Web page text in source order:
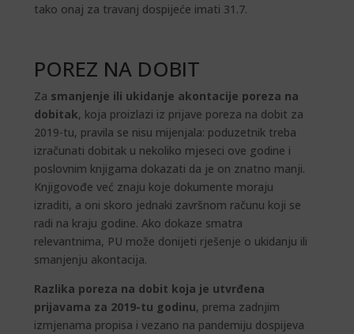
tako onaj za travanj dospijeće imati 31.7.
POREZ NA DOBIT
Za smanjenje ili ukidanje akontacije poreza na
dobitak, koja proizlazi iz prijave poreza na dobit za
2019-tu, pravila se nisu mijenjala: poduzetnik treba
izračunati dobitak u nekoliko mjeseci ove godine i
poslovnim knjigama dokazati da je on znatno manji.
Knjigovođe već znaju koje dokumente moraju
izraditi, a oni skoro jednaki završnom računu koji se
radi na kraju godine. Ako dokaze smatra
relevantnima, PU može donijeti rješenje o ukidanju ili
smanjenju akontacija.
Razlika poreza na dobit koja je utvrđena
prijavama za 2019-tu godinu, prema zadnjim
izmjenama propisa i vezano na pandemiju dospijeva